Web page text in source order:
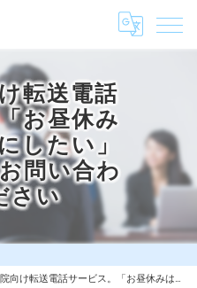
転送電話
お昼休み
したい」
問い合わ
さい
電話サービス。「お昼休みは休憩時間にしたい」そんな方はお問い合わせください